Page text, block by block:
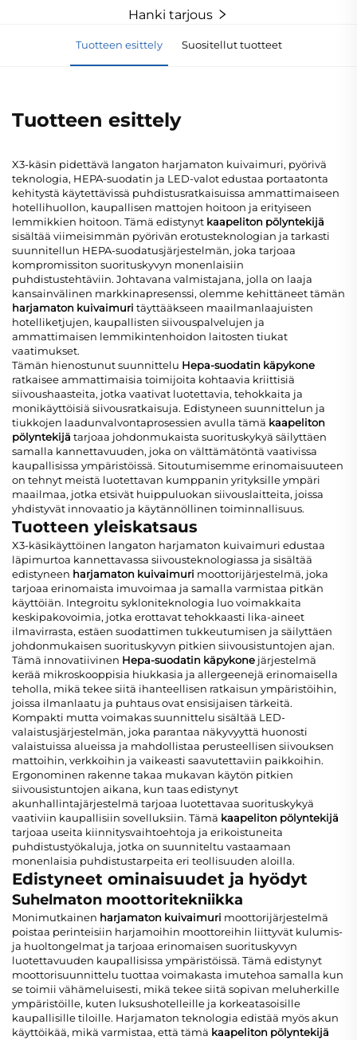
Hanki tarjous
Tuotteen esittely Suositellut tuotteet
Tuotteen esittely
X3-käsin pidettävä langaton harjamaton kuivaimuri, pyörivä
teknologia, HEPA-suodatin ja LED-valot edustaa portaatonta
kehitystä käytettävissä puhdistusratkaisuissa ammattimaiseen
hotellihuollon, kaupallisen mattojen hoitoon ja erityiseen
lemmikkien hoitoon. Tämä edistynyt kaapeliton pölyntekijä
sisältää viimeisimmän pyörivän erotusteknologian ja tarkasti
suunnitellun HEPA-suodatusjärjestelmän, joka tarjoaa
kompromissiton suorituskyvyn monenlaisiin
puhdistustehtäviin. Johtavana valmistajana, jolla on laaja
kansainvälinen markkinapresenssi, olemme kehittäneet tämän
harjamaton kuivaimuri täyttääkseen maailmanlaajuisten
hotelliketjujen, kaupallisten siivouspalvelujen ja
ammattimaisen lemmikintenhoidon laitosten tiukat
vaatimukset.
Tämän hienostunut suunnittelu Hepa-suodatin käpykone
ratkaisee ammattimaisia toimijoita kohtaavia kriittisiä
siivoushaasteita, jotka vaativat luotettavia, tehokkaita ja
monikäyttöisiä siivousratkaisuja. Edistyneen suunnittelun ja
tiukkojen laadunvalvontaprosessien avulla tämä kaapeliton
pölyntekijä tarjoaa johdonmukaista suorituskykyä säilyttäen
samalla kannettavuuden, joka on välttämätöntä vaativissa
kaupallisissa ympäristöissä. Sitoutumisemme erinomaisuuteen
on tehnyt meistä luotettavan kumppanin yrityksille ympäri
maailmaa, jotka etsivät huippuluokan siivouslaitteita, joissa
yhdistyvät innovaatio ja käytännöllinen toiminnallisuus.
Tuotteen yleiskatsaus
X3-käsikäyttöinen langaton harjamaton kuivaimuri edustaa
läpimurtoa kannettavassa siivousteknologiassa ja sisältää
edistyneen harjamaton kuivaimuri moottorijärjestelmä, joka
tarjoaa erinomaista imuvoimaa ja samalla varmistaa pitkän
käyttöiän. Integroitu sykloniteknologia luo voimakkaita
keskipakovoimia, jotka erottavat tehokkaasti lika-aineet
ilmavirrasta, estäen suodattimen tukkeutumisen ja säilyttäen
johdonmukaisen suorituskyvyn pitkien siivousistuntojen ajan.
Tämä innovatiivinen Hepa-suodatin käpykone järjestelmä
kerää mikroskooppisia hiukkasia ja allergeenejä erinomaisella
teholla, mikä tekee siitä ihanteellisen ratkaisun ympäristöihin,
joissa ilmanlaatu ja puhtaus ovat ensisijaisen tärkeitä.
Kompakti mutta voimakas suunnittelu sisältää LED-
valaistusjärjestelmän, joka parantaa näkyvyyttä huonosti
valaistuissa alueissa ja mahdollistaa perusteellisen siivouksen
mattoihin, verkkoihin ja vaikeasti saavutettaviin paikkoihin.
Ergonominen rakenne takaa mukavan käytön pitkien
siivousistuntojen aikana, kun taas edistynyt
akunhallintajärjestelmä tarjoaa luotettavaa suorituskykyä
vaativiin kaupallisiin sovelluksiin. Tämä kaapeliton pölyntekijä
tarjoaa useita kiinnitysvaihtoehtoja ja erikoistuneita
puhdistustyökaluja, jotka on suunniteltu vastaamaan
monenlaisia puhdistustarpeita eri teollisuuden aloilla.
Edistyneet ominaisuudet ja hyödyt
Suhelmaton moottoritekniikka
Monimutkainen harjamaton kuivaimuri moottorijärjestelmä
poistaa perinteisiin harjamoihin moottoreihin liittyvät kulumis-
ja huoltongelmat ja tarjoaa erinomaisen suorituskyvyn
luotettavuuden kaupallisissa ympäristöissä. Tämä edistynyt
moottorisuunnittelu tuottaa voimakasta imutehoa samalla kun
se toimii vähämeluisesti, mikä tekee siitä sopivan meluherkille
ympäristöille, kuten luksushotelleille ja korkeatasoisille
kaupallisille tiloille. Harjamaton teknologia edistää myös akun
käyttöikää, mikä varmistaa, että tämä kaapeliton pölyntekijä